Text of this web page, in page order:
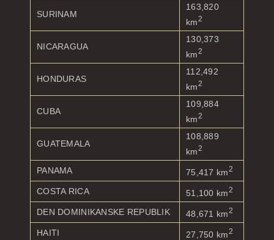
SURINAM
163,820
km 2
NICARAGUA
130,373
km 2
HONDURAS
112,492
km 2
CUBA
109,884
km 2
GUATEMALA
108,889
km 2
PANAMA 75,417 km 2
COSTA RICA 51,100 km 2
DEN DOMINIKANSKE REPUBLIK 48,671 km 2
HAITI 27,750 km 2